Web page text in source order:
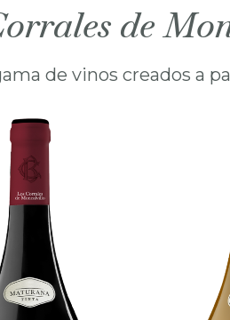
de
de vinos creados a